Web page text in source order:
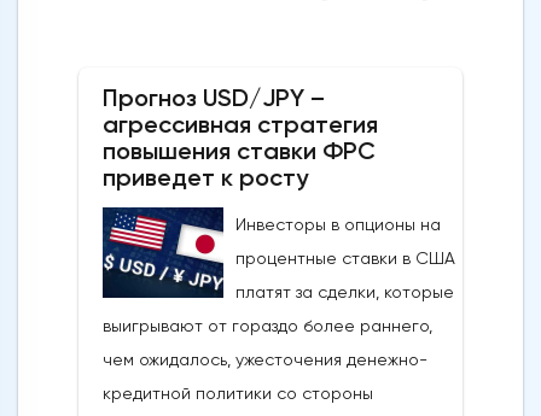
Прогноз USD/JPY –
агрессивная стратегия
повышения ставки ФРС
приведет к росту
Инвесторы в опционы на
процентные ставки в США
платят за сделки, которые
выигрывают от гораздо более раннего,
чем ожидалось, ужесточения денежно-
кредитной политики со стороны